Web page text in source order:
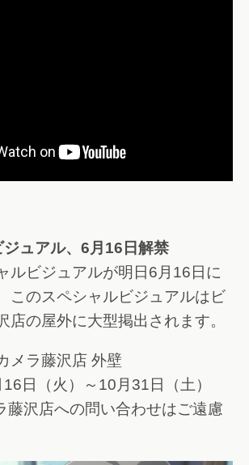
ュアル、6月16日解禁
ルビジュアルが明日6月16日に
このスペシャルビジュアルはビ
店の屋外に大型掲出されます。
メラ藤沢店 外壁
日（火）～10月31日（土）
藤沢店への問い合わせはご遠慮